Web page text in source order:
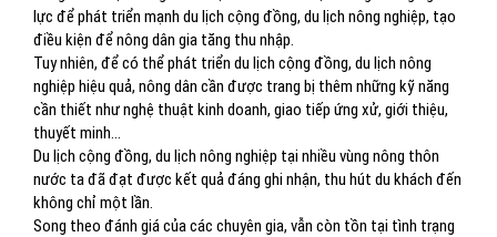
lực để phát triển mạnh du lịch cộng đồng, du lịch nông nghiệp, tạo
điều kiện để nông dân gia tăng thu nhập.
Tuy nhiên, để có thể phát triển du lịch cộng đồng, du lịch nông
nghiệp hiệu quả, nông dân cần được trang bị thêm những kỹ năng
cần thiết như nghệ thuật kinh doanh, giao tiếp ứng xử, giới thiệu,
thuyết minh…
Du lịch cộng đồng, du lịch nông nghiệp tại nhiều vùng nông thôn
nước ta đã đạt được kết quả đáng ghi nhận, thu hút du khách đến
không chỉ một lần.
Song theo đánh giá của các chuyên gia, vẫn còn tồn tại tình trạng